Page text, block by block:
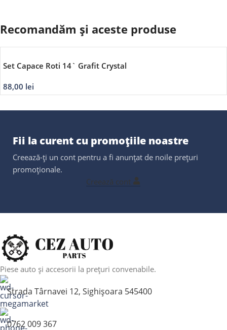
Recomandăm și aceste produse
Set Capace Roti 14` Grafit Crystal
88,00 lei
Fii la curent cu promoțiile noastre
Creează-ți un cont pentru a fi anunțat de noile prețuri
promoționale.
Creează cont
Piese auto și accesorii la prețuri convenabile.
Strada Târnavei 12, Sighișoara 545400
0762 009 367